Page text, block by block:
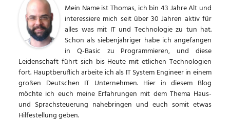
Mein Name ist Thomas, ich bin 43 Jahre Alt und
interessiere mich seit über 30 Jahren aktiv für
alles was mit IT und Technologie zu tun hat.
Schon als siebenjähriger habe ich angefangen
in Q-Basic zu Programmieren, und diese
Leidenschaft führt sich bis Heute mit etlichen Technologien
fort. Hauptberuflich arbeite ich als IT System Engineer in einem
großen Deutschen IT Unternehmen. Hier in diesem Blog
möchte ich euch meine Erfahrungen mit dem Thema Haus-
und Sprachsteuerung nahebringen und euch somit etwas
Hilfestellung geben.